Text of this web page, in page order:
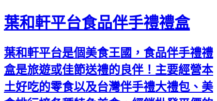
葉和軒平台食品伴手禮禮盒
葉和軒平台是個美食王國，食品伴手禮禮
盒是旅遊或佳節送禮的良伴！主要經營本
土好吃的零食以及台灣伴手禮大禮包、美